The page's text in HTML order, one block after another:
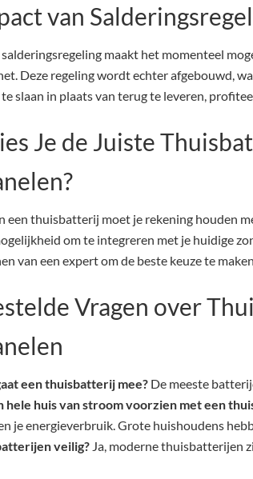
van
maakt het momenteel
Deze regeling wordt echter afgebouwd,
slaan in plaats van terug te leveren,
Je de Juiste
een thuisbatterij moet je rekening houden
om te integreren met je huidige
van een expert om de beste keuze te
Vragen over
een thuisbatterij mee?De meeste
hele huis van stroom voorzien met een
je energieverbruik. Grote huishoudens
veilig?Ja, moderne thuisbatterijen